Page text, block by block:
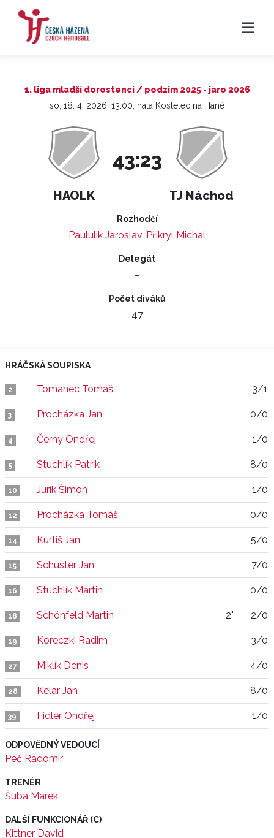
1. liga mladší dorostenci / podzim 2025 - jaro 2026
so, 18. 4. 2026, 13:00, hala Kostelec na Hané
HAOLK
43:23
TJ Náchod
Rozhodčí
Paululik Jaroslav, Přikryl Michal
Delegát
–
Počet diváků
47
HRÁČSKÁ SOUPISKA
2 Tomanec Tomáš 3/1
3 Procházka Jan 0/0
4 Černý Ondřej 1/0
5 Stuchlík Patrik 8/0
10 Jurík Šimon 1/0
12 Procházka Tomáš 0/0
14 Kurtiš Jan 5/0
15 Schuster Jan 7/0
16 Stuchlík Martin 0/0
18 Schönfeld Martin 2" 2/0
19 Koreczki Radim 3/0
27 Miklík Denis 4/0
28 Kelar Jan 8/0
39 Fidler Ondřej 1/0
ODPOVĚDNÝ VEDOUCÍ
Peč Radomír
TRENÉR
Šuba Marek
DALŠÍ FUNKCIONÁŘ (C)
Kittner David